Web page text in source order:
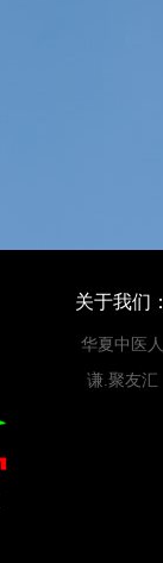
关于我们：
华夏中医人
谦.聚友汇